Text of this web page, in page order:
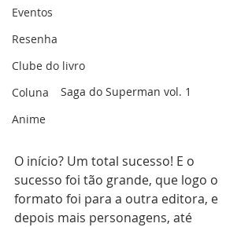
Eventos
Resenha
Clube do livro
Coluna
Anime
Saga do Superman vol. 1
O início? Um total sucesso! E o
sucesso foi tão grande, que logo o
formato foi para a outra editora, e
depois mais personagens, até